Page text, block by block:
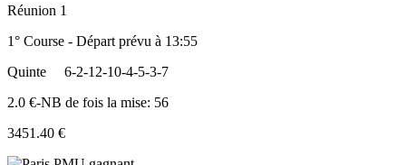
Réunion 1
1° Course - Départ prévu à 13:55
Quinte
6-2-12-10-4-5-3-7
2.0 €-NB de fois la mise: 56
3451.40 €